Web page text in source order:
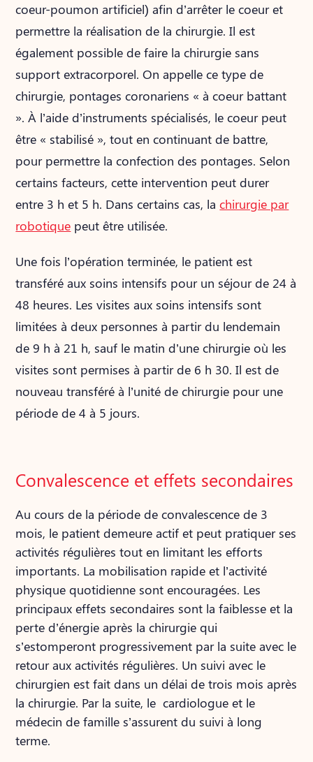
coeur-poumon artificiel) afin d’arrêter le coeur et
permettre la réalisation de la chirurgie. Il est
également possible de faire la chirurgie sans
support extracorporel. On appelle ce type de
chirurgie, pontages coronariens « à coeur battant
». À l’aide d’instruments spécialisés, le coeur peut
être « stabilisé », tout en continuant de battre,
pour permettre la confection des pontages. Selon
certains facteurs, cette intervention peut durer
entre 3 h et 5 h. Dans certains cas, lachirurgie par
robotique peut être utilisée.
Une fois l’opération terminée, le patient est
transféré aux soins intensifs pour un séjour de 24 à
48 heures. Les visites aux soins intensifs sont
limitées à deux personnes à partir du lendemain
de 9 h à 21 h, sauf le matin d’une chirurgie où les
visites sont permises à partir de 6 h 30. Il est de
nouveau transféré à l’unité de chirurgie pour une
période de 4 à 5 jours.
Convalescence et effets secondaires
Au cours de la période de convalescence de 3
mois, le patient demeure actif et peut pratiquer ses
activités régulières tout en limitant les efforts
importants. La mobilisation rapide et l’activité
physique quotidienne sont encouragées. Les
principaux effets secondaires sont la faiblesse et la
perte d’énergie après la chirurgie qui
s’estomperont progressivement par la suite avec le
retour aux activités régulières. Un suivi avec le
chirurgien est fait dans un délai de trois mois après
la chirurgie. Par la suite, le cardiologue et le
médecin de famille s’assurent du suivi à long
terme.